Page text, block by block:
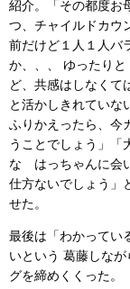
紹介。「その都度お
つ、チャイルドカウ
前だけど１人１人バ
か、、、 ゆったり
ど、共感はしなくて
と活かしきれていな
ふりかえったら、今
うことでしょう」
な はっちゃんに会
仕方ないでしょう」
せた。
最後は「わかって
いという 葛藤しな
グを締めくくった。